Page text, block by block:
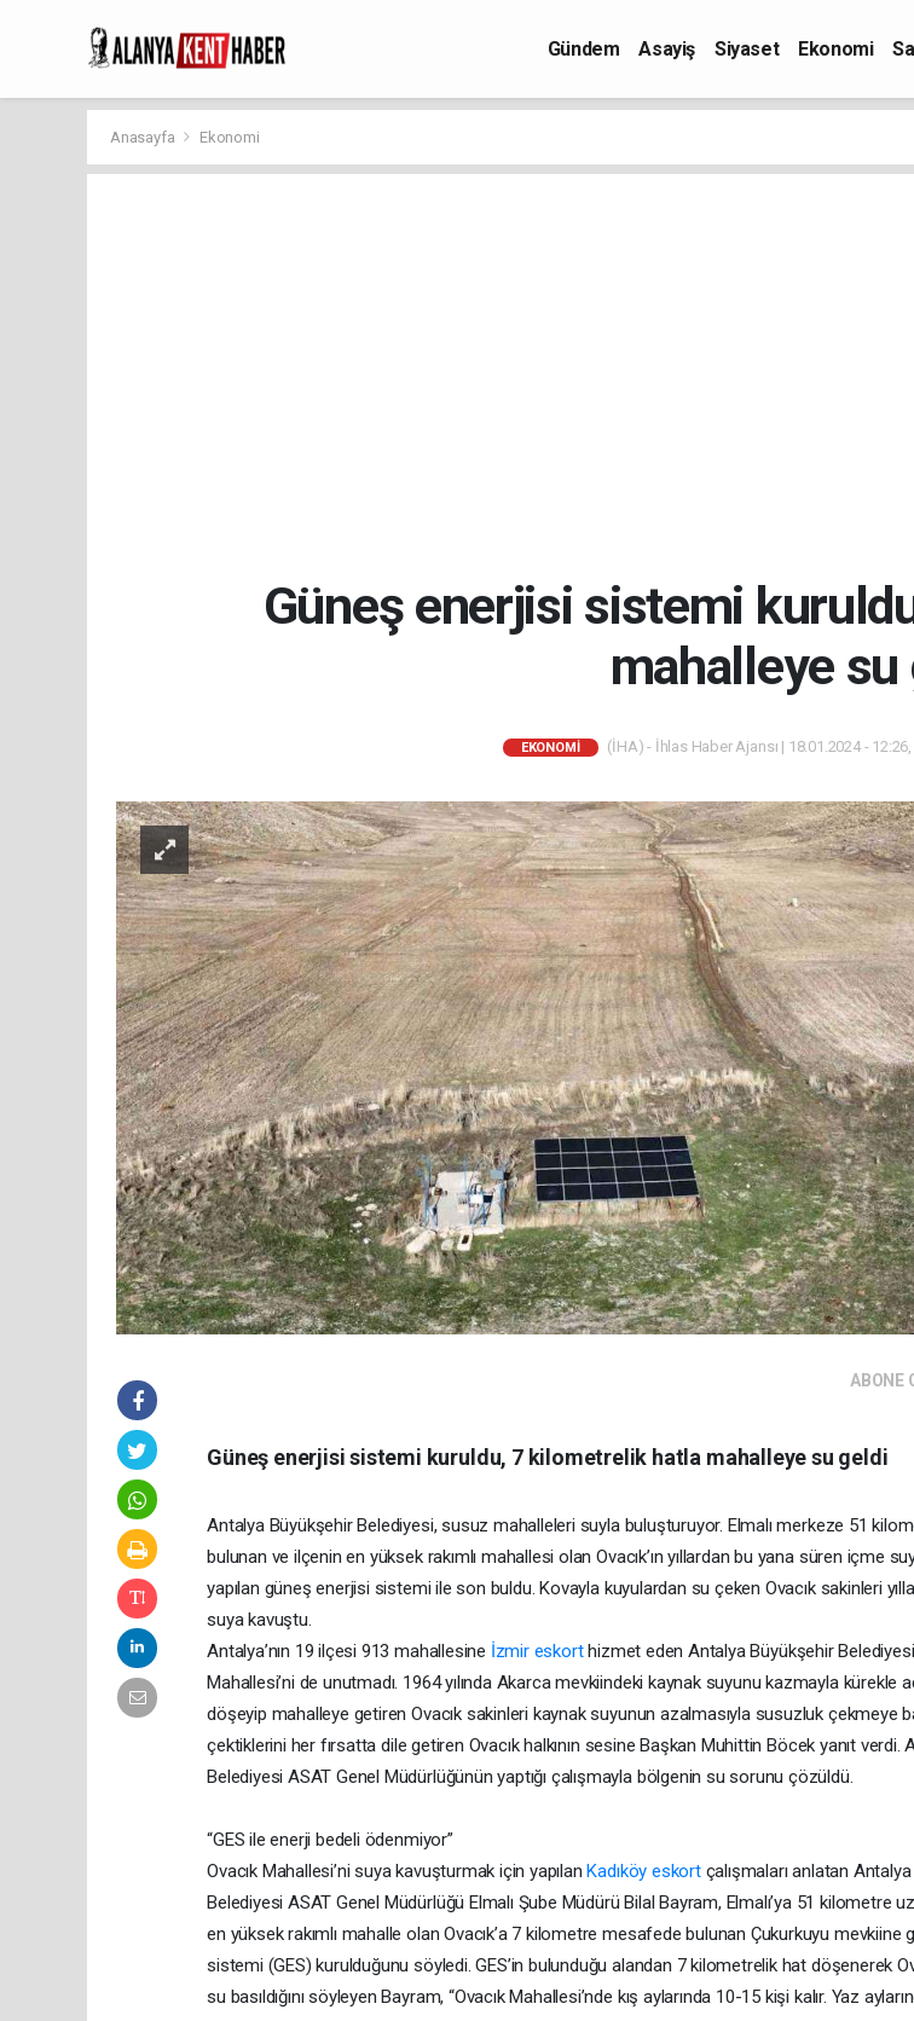
Gündem Asayiş Siyaset Ekonomi
Anasayfa Ekonomi
Güneş enerjisi sistemi
mahalleye su
EKONOMI (İHA) - İhlas Haber Ajansı | 18.01.2024 -
ABONE
Güneş enerjisi sistemi kuruldu, 7 kilometrelik hatla mahalleye su geldi
Antalya Büyükşehir Belediyesi, susuz mahalleleri suyla buluşturuyor. Elmalı merkeze 51
bulunan ve ilçenin en yüksek rakımlı mahallesi olan Ovacık’ın yıllardan bu yana süren içme
yapılan güneş enerjisi sistemi ile son buldu. Kovayla kuyulardan su çeken Ovacık sakinleri
suya kavuştu.
Antalya’nın 19 ilçesi 913 mahallesine İzmir eskorthizmet eden Antalya Büyükşehir Belediyesi,
Mahallesi’ni de unutmadı. 1964 yılında Akarca mevkiindeki kaynak suyunu kazmayla kürekle
döşeyip mahalleye getiren Ovacık sakinleri kaynak suyunun azalmasıyla susuzluk çekmeye
çektiklerini her fırsatta dile getiren Ovacık halkının sesine Başkan Muhittin Böcek yanıt verdi.
Belediyesi ASAT Genel Müdürlüğünün yaptığı çalışmayla bölgenin su sorunu çözüldü.
“GES ile enerji bedeli ödenmiyor”
Ovacık Mahallesi’ni suya kavuşturmak için yapılan Kadıköy eskortçalışmaları anlatan
Belediyesi ASAT Genel Müdürlüğü Elmalı Şube Müdürü Bilal Bayram, Elmalı’ya 51 kilometre
en yüksek rakımlı mahalle olan Ovacık’a 7 kilometre mesafede bulunan Çukurkuyu mevkiine
sistemi (GES) kurulduğunu söyledi. GES’in bulunduğu alandan 7 kilometrelik hat döşenerek
su basıldığını söyleyen Bayram, “Ovacık Mahallesi’nde kış aylarında 10-15 kişi kalır. Yaz